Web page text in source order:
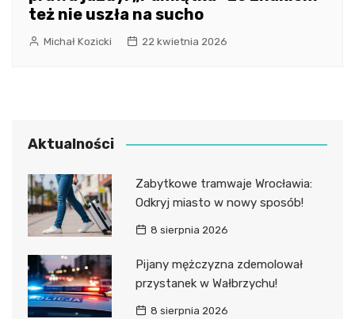
też nie uszła na sucho
Michał Kozicki 22 kwietnia 2026
Aktualności
Zabytkowe tramwaje Wrocławia:
Odkryj miasto w nowy sposób!
8 sierpnia 2026
Pijany mężczyzna zdemolował
przystanek w Wałbrzychu!
8 sierpnia 2026